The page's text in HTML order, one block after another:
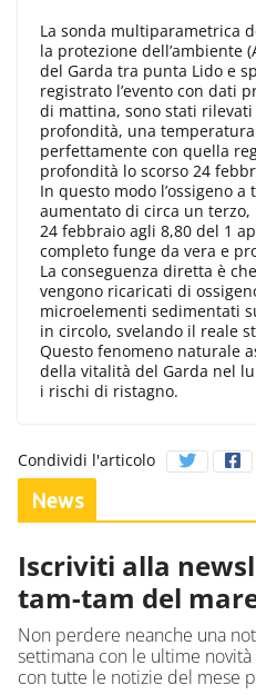
La sonda multiparametrica
la protezione dell’ambiente
del Garda tra punta Lido e
registrato l’evento con dati
di mattina, sono stati rilevati
profondità, una
perfettamente con quella
profondità lo scorso 24
In questo modo l’ossigeno
aumentato di circa un
24 febbraio agli 8,80 del 1
completo funge da vera e
La conseguenza diretta è
vengono ricaricati di
microelementi sedimentati
in circolo, svelando il reale
Questo fenomeno naturale
della vitalità del Garda nel
i rischi di ristagno.
Condividi l'articolo
News
Iscriviti alla
tam-tam del
Non perdere neanche una
settimana con le ultime
con tutte le notizie del mese